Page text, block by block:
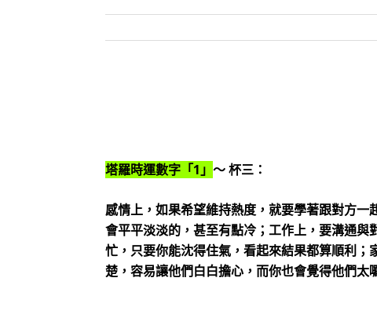
塔羅時運數字「1」～ 杯三：
感情上，如果希望維持熱度，就要學著跟對方
會平平淡淡的，甚至有點冷；工作上，要溝通
忙，只要你能沈得住氣，看起來結果都算順利
楚，容易讓他們白白擔心，而你也會覺得他們太